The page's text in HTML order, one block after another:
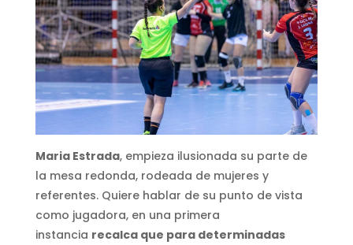
MariaEstrada, empieza ilusionada su parte de
la mesa redonda, rodeada de mujeres y
referentes. Quiere hablar de su punto de vista
como jugadora, en una primera
instancia recalca que para determinadas